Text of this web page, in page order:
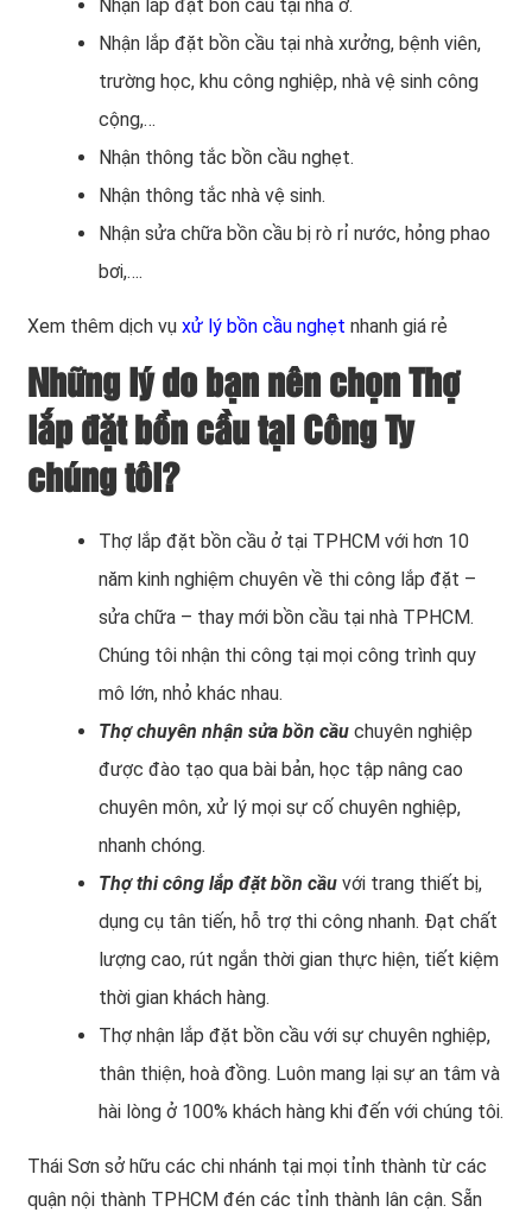
Nhận lắp đặt bồn cầu tại nhà ở.
Nhận lắp đặt bồn cầu tại nhà xưởng, bệnh viên,
trường học, khu công nghiệp, nhà vệ sinh công
cộng,…
Nhận thông tắc bồn cầu nghẹt.
Nhận thông tắc nhà vệ sinh.
Nhận sửa chữa bồn cầu bị rò rỉ nước, hỏng phao
bơi,….
Xem thêm dịch vụ xử lý bồn cầu nghẹt nhanh giá rẻ
Những lý do bạn nên chọn Thợ
lắp đặt bồn cầu tại Công Ty
chúng tôi?
Thợ lắp đặt bồn cầu ở tại TPHCM với hơn 10
năm kinh nghiệm chuyên về thi công lắp đặt –
sửa chữa – thay mới bồn cầu tại nhà TPHCM.
Chúng tôi nhận thi công tại mọi công trình quy
mô lớn, nhỏ khác nhau.
Thợ chuyên nhận sửa bồn cầu chuyên nghiệp
được đào tạo qua bài bản, học tập nâng cao
chuyên môn, xử lý mọi sự cố chuyên nghiệp,
nhanh chóng.
Thợ thi công lắp đặt bồn cầu với trang thiết bị,
dụng cụ tân tiến, hỗ trợ thi công nhanh. Đạt chất
lượng cao, rút ngắn thời gian thực hiện, tiết kiệm
thời gian khách hàng.
Thợ nhận lắp đặt bồn cầu với sự chuyên nghiệp,
thân thiện, hoà đồng. Luôn mang lại sự an tâm và
hài lòng ở 100% khách hàng khi đến với chúng tôi.
Thái Sơn sở hữu các chi nhánh tại mọi tỉnh thành từ các
quận nội thành TPHCM đén các tỉnh thành lân cận. Sẵn